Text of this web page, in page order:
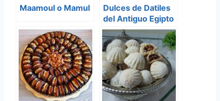
Maamoul o Mamul
Dulces de Datiles
del Antiguo Egipto